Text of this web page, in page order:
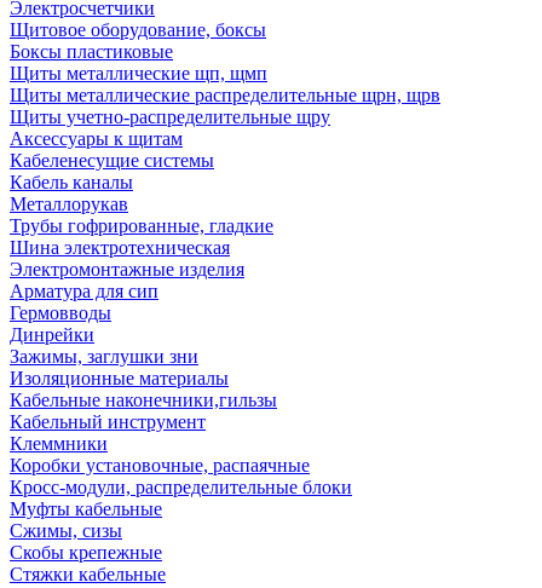
Электросчетчики
Щитовое оборудование, боксы
Боксы пластиковые
Щиты металлические щп, щмп
Щиты металлические распределительные щрн, щрв
Щиты учетно-распределительные щру
Аксессуары к щитам
Кабеленесущие системы
Кабель каналы
Металлорукав
Трубы гофрированные, гладкие
Шина электротехническая
Электромонтажные изделия
Арматура для сип
Гермовводы
Динрейки
Зажимы, заглушки зни
Изоляционные материалы
Кабельные наконечники,гильзы
Кабельный инструмент
Клеммники
Коробки установочные, распаячные
Кросс-модули, распределительные блоки
Муфты кабельные
Сжимы, сизы
Скобы крепежные
Стяжки кабельные